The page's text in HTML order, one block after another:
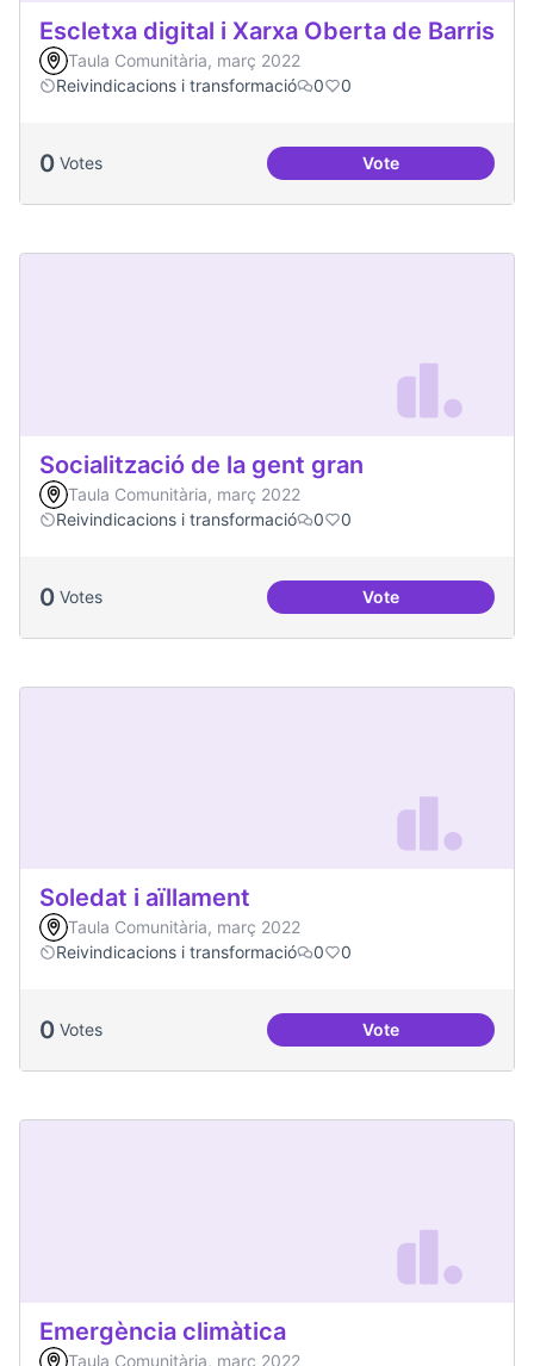
Escletxa digital i Xarxa Oberta de Barris
Taula Comunitària, març 2022
Reivindicacions i transformació
0 0
0 Votes VoteEscletxa digital i
Socialització de la gent gran
Taula Comunitària, març 2022
Reivindicacions i transformació
0 0
0 Votes VoteSocialització de la
Soledat i aïllament
Taula Comunitària, març 2022
Reivindicacions i transformació
0 0
0 Votes VoteSoledat i aïllament
Emergència climàtica
Taula Comunitària, març 2022